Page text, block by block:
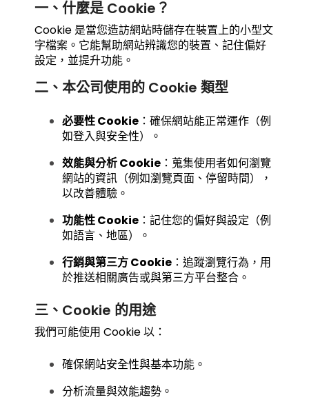
一、什麼是 Cookie？
Cookie 是當您造訪網站時儲存在裝置上的小型文
字檔案。它能幫助網站辨識您的裝置、記住偏好
設定，並提升功能。
二、本公司使用的 Cookie 類型
必要性 Cookie ：確保網站能正常運作（例
如登入與安全性）。
效能與分析 Cookie ：蒐集使用者如何瀏覽
網站的資訊（例如瀏覽頁面、停留時間），
以改善體驗。
功能性 Cookie ：記住您的偏好與設定（例
如語言、地區）。
行銷與第三方 Cookie ：追蹤瀏覽行為，用
於推送相關廣告或與第三方平台整合。
三、Cookie 的用途
我們可能使用 Cookie 以：
確保網站安全性與基本功能。
分析流量與效能趨勢。